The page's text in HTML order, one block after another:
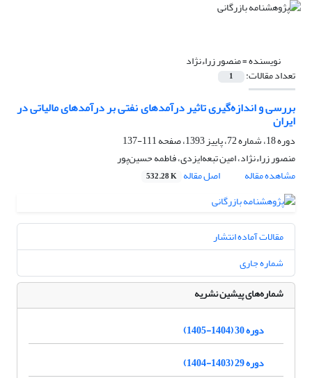
نویسنده =منصور زراءنژاد
تعداد مقالات: 1
بررسی و اندازه‌گیری تاثیر درآمدهای نفتی بر درآمدهای مالیاتی در
ایران
دوره 18، شماره 72، پاییز 1393، صفحه
111-137
منصور زراءنژاد، امین تبعه‌ایزدی، فاطمه حسین‌پور
مشاهده مقاله
اصل مقاله 532.28 K
مقالات آماده انتشار
شماره جاری
شماره‌های پیشین نشریه
دوره 30 (1404-1405)
دوره 29 (1403-1404)